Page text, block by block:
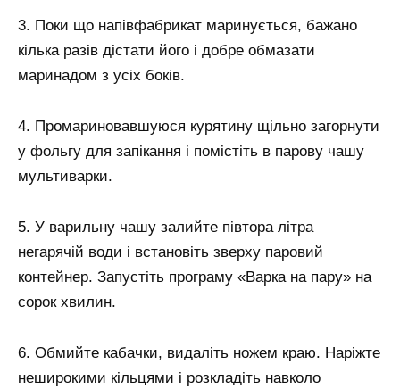
3. Поки що напівфабрикат маринується, бажано
кілька разів дістати його і добре обмазати
маринадом з усіх боків.
4. Промариновавшуюся курятину щільно загорнути
у фольгу для запікання і помістіть в парову чашу
мультиварки.
5. У варильну чашу залийте півтора літра
негарячій води і встановіть зверху паровий
контейнер. Запустіть програму «Варка на пару» на
сорок хвилин.
6. Обмийте кабачки, видаліть ножем краю. Наріжте
неширокими кільцями і розкладіть навколо